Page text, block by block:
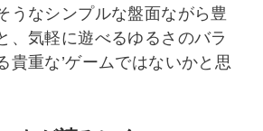
うなシンプルな盤面ながら豊
、気軽に遊べるゆるさのバラ
貴重な’ゲームではないかと思